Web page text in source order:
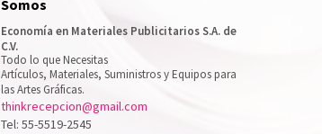
Somos
Economía en Materiales Publicitarios S.A. de
C.V.
Todo lo que Necesitas
Artículos, Materiales, Suministros y Equipos para
las Artes Gráficas.
thinkrecepcion@gmail.com
Tel: 55-5519-2545